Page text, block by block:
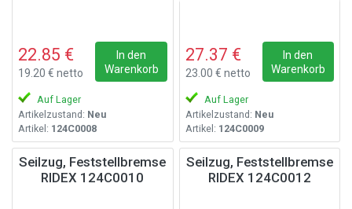
22.85 €
19.20 € netto
In den
Warenkorb
Auf Lager
Artikelzustand: Neu
Artikel: 124C0008
27.37 €
23.00 € netto
In den
Warenkorb
Auf Lager
Artikelzustand: Neu
Artikel: 124C0009
Seilzug, Feststellbremse
RIDEX 124C0010
Seilzug, Feststellbremse
RIDEX 124C0012